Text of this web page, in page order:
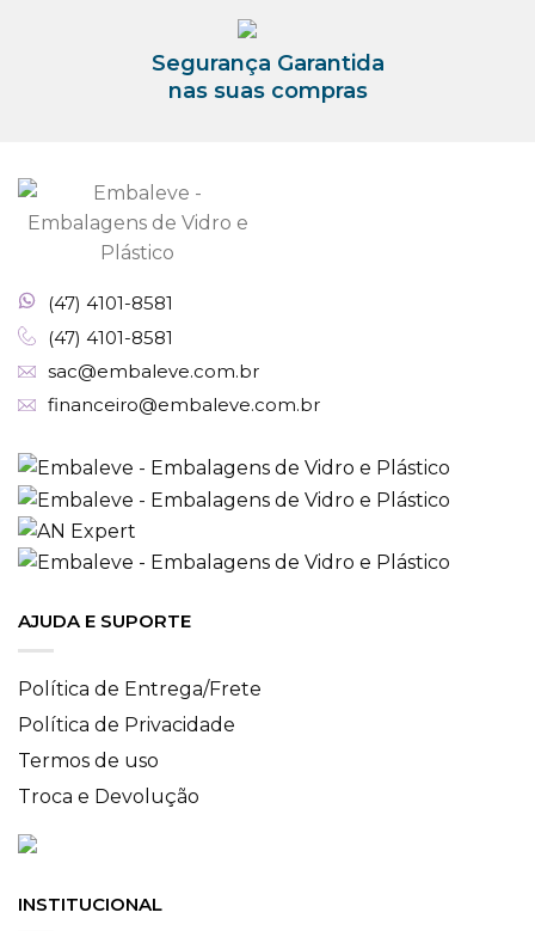
Segurança Garantida
nas suas compras
(47) 4101-8581
(47) 4101-8581
sac@embaleve.com.br
financeiro@embaleve.com.br
AJUDA E SUPORTE
Política de Entrega/Frete
Política de Privacidade
Termos de uso
Troca e Devolução
INSTITUCIONAL